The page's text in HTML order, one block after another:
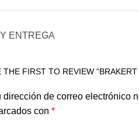
ENTREGA
THE FIRST TO REVIEW
dirección de correo electrónico
con *